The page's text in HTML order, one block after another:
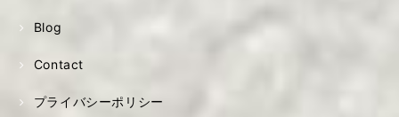
Blog
Contact
プライバシーポリシー